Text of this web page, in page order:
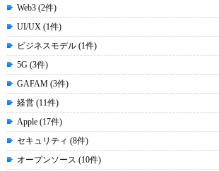
Web3 (2件)
UI/UX (1件)
ビジネスモデル (1件)
5G (3件)
GAFAM (3件)
経営 (11件)
Apple (17件)
セキュリティ (8件)
オープンソース (10件)